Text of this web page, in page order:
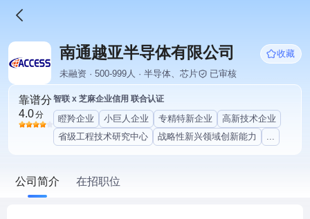
南通越亚半导体有限公司
收藏
未融资 · 500-999人 · 半导体、芯片
已审核
靠谱分
4.0分
智联 x 芝麻企业信用 联合认证
瞪羚企业 小巨人企业 专精特新企业
高新技术企业
省级工程技术研究中心
战略性新兴领域创新能力 ...
公司简介 在招职位